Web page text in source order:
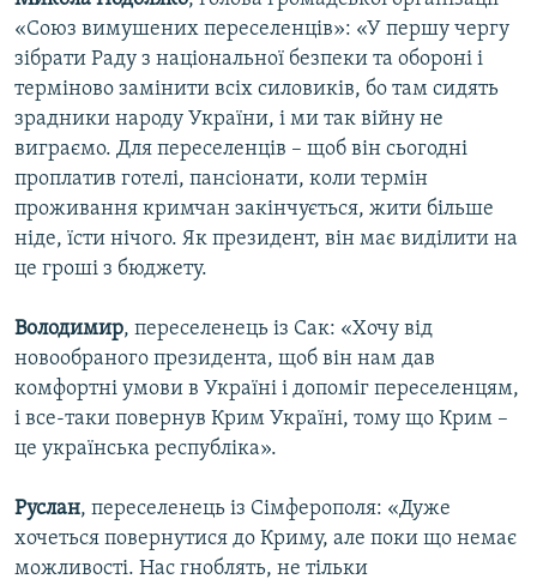
«Союз вимушених переселенців»: «У першу чергу
зібрати Раду з національної безпеки та обороні і
терміново замінити всіх силовиків, бо там сидять
зрадники народу України, і ми так війну не
виграємо. Для переселенців – щоб він сьогодні
проплатив готелі, пансіонати, коли термін
проживання кримчан закінчується, жити більше
ніде, їсти нічого. Як президент, він має виділити на
це гроші з бюджету.
Володимир, переселенець із Сак: «Хочу від
новообраного президента, щоб він нам дав
комфортні умови в Україні і допоміг переселенцям,
і все-таки повернув Крим Україні, тому що Крим –
це українська республіка».
Руслан, переселенець із Сімферополя: «Дуже
хочеться повернутися до Криму, але поки що немає
можливості. Нас гноблять, не тільки